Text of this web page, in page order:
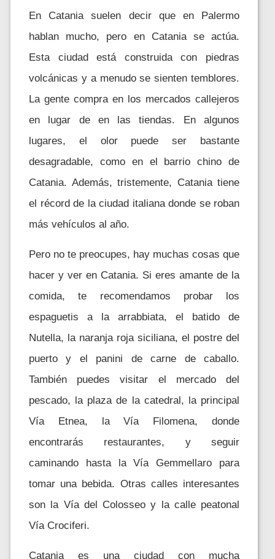
En Catania suelen decir que en Palermo
hablan mucho, pero en Catania se actúa.
Esta ciudad está construida con piedras
volcánicas y a menudo se sienten temblores.
La gente compra en los mercados callejeros
en lugar de en las tiendas. En algunos
lugares, el olor puede ser bastante
desagradable, como en el barrio chino de
Catania. Además, tristemente, Catania tiene
el récord de la ciudad italiana donde se roban
más vehículos al año.
Pero no te preocupes, hay muchas cosas que
hacer y ver en Catania. Si eres amante de la
comida, te recomendamos probar los
espaguetis a la arrabbiata, el batido de
Nutella, la naranja roja siciliana, el postre del
puerto y el panini de carne de caballo.
También puedes visitar el mercado del
pescado, la plaza de la catedral, la principal
Vía Etnea, la Vía Filomena, donde
encontrarás restaurantes, y seguir
caminando hasta la Vía Gemmellaro para
tomar una bebida. Otras calles interesantes
son la Vía del Colosseo y la calle peatonal
Vía Crociferi.
Catania es una ciudad con mucha